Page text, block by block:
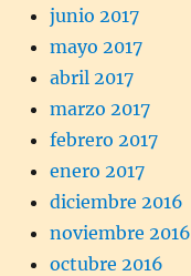
junio 2017
mayo 2017
abril 2017
marzo 2017
febrero 2017
enero 2017
diciembre 2016
noviembre 2016
octubre 2016